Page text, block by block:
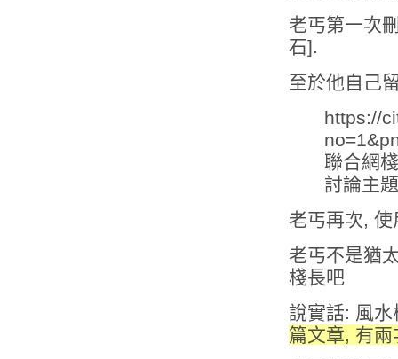
老丐第一次
石].
至於他自己
https://
聯合網
討論主
老丐再次,
老丐不是猶
棧長吧
說實話: 風
篇文章, 有